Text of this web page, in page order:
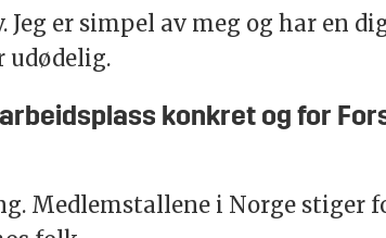
Jeg er simpel av meg og har en
udødelig.
konkret og for
Medlemstallene i Norge stiger